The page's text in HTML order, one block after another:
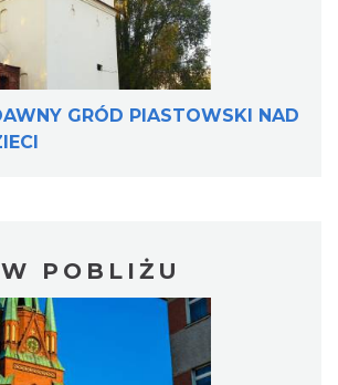
GRÓD PIASTOWSKI NAD
W POBLIŻU